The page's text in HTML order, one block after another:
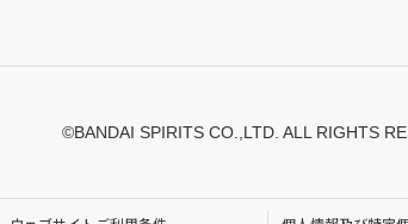
©BANDAI SPIRITS CO.,LTD. ALL RIGHTS